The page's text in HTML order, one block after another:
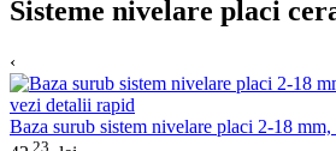
Sisteme nivelare placi
‹
vezi detalii rapid
Baza surub sistem nivelare placi 2-18
,23